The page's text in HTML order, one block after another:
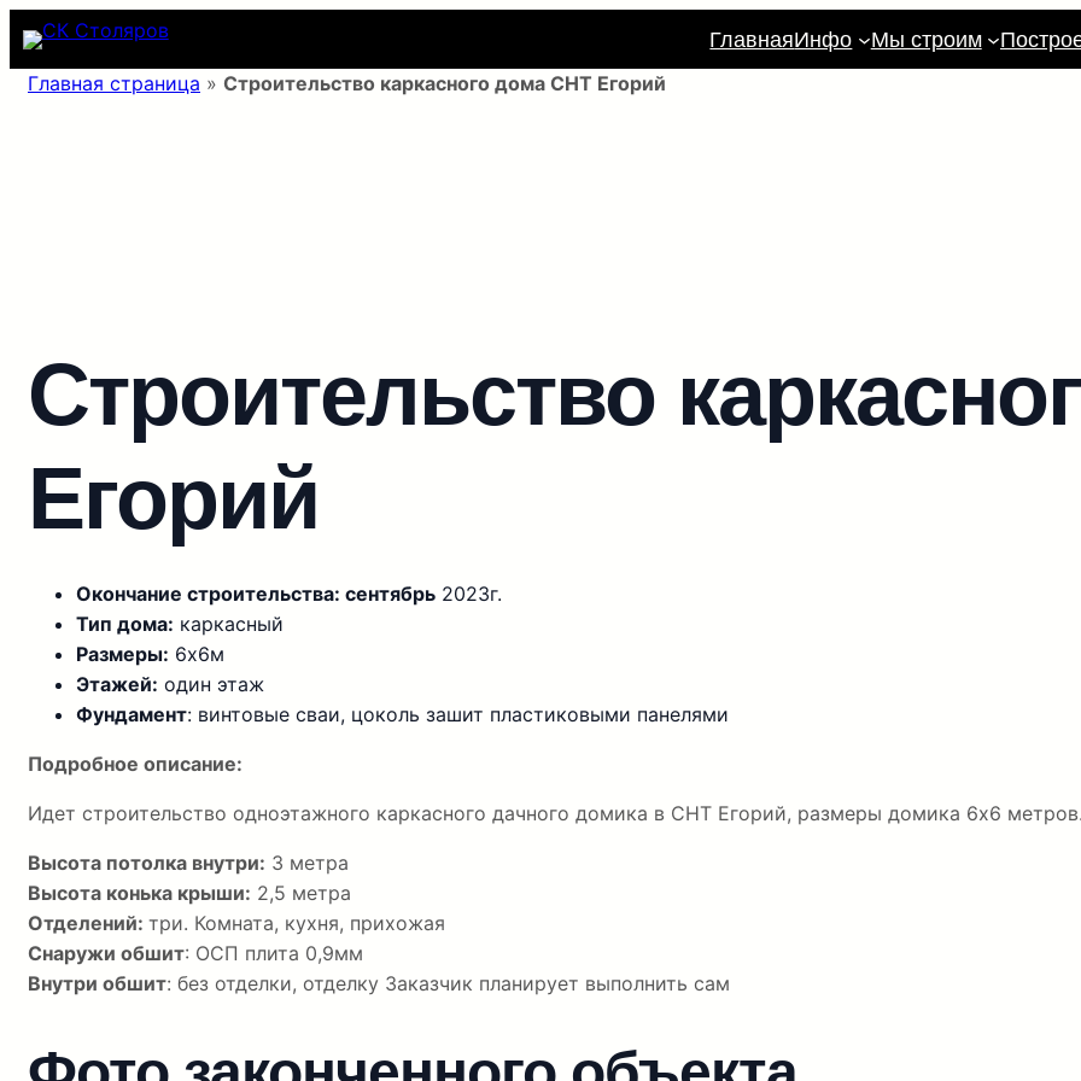
Перейти
содержимому
ГлавнаяИнфо Мы строим
Главная страница » Строительство каркасного дома СНТ Егорий
Строительство
Егорий
Окончание строительства: сентябрь 2023г.
Тип дома: каркасный
Размеры: 6х6м
Этажей: один этаж
Фундамент: винтовые сваи, цоколь зашит пластиковыми панелями
Подробное описание:
Идет строительство одноэтажного каркасного дачного домика в СНТ Егорий, размеры домика 6х6
Высота потолка внутри: 3 метра
Высота конька крыши: 2,5 метра
Отделений: три. Комната, кухня, прихожая
Снаружи обшит: ОСП плита 0,9мм
Внутри обшит: без отделки, отделку Заказчик планирует выполнить сам